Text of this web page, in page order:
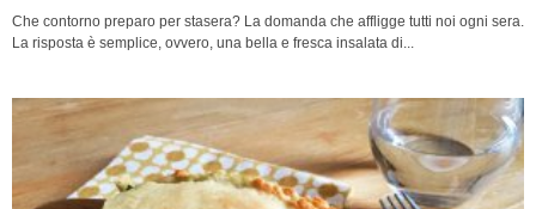
Che contorno preparo per stasera? La domanda che affligge tutti noi ogni sera.
La risposta è semplice, ovvero, una bella e fresca insalata di...